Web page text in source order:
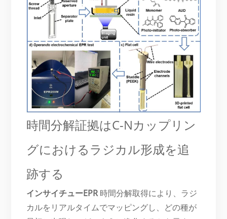
時間分解証拠はC-Nカップリン
グにおけるラジカル形成を追
跡する
インサイチューEPR時間分解取得により、ラジ
カルをリアルタイムでマッピングし、どの種が